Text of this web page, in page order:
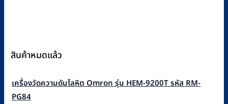
สินค้าหมดแล้ว
เครื่องวัดความดันโลหิต Omron รุ่น HEM-9200T รหัส RM-
PG84